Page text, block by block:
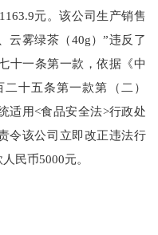
元。该公司生产销售
云雾绿茶（40g）”违反了
十一条第一款，依据《中
十五条第一款第（二）
适用<食品安全法>行政处
令该公司立即改正违法行
人民币5000元。